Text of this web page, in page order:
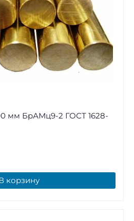
мм БрАМц9-2 ГОСТ 1628-
корзину